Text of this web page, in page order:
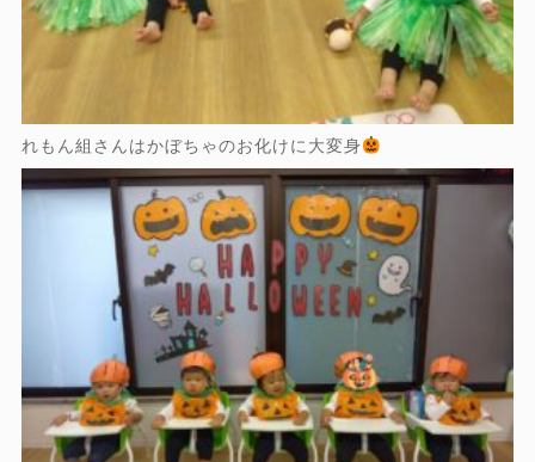
れもん組さんはかぼちゃのお化けに大変身